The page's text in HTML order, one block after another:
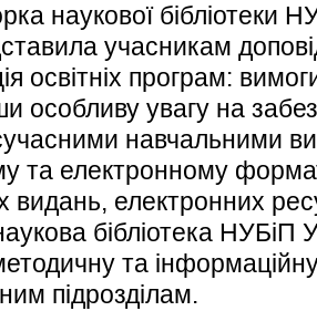
наукової бібліотеки
учасникам
освітніх програм:
особливу увагу на
навчальними
та електронному
видань, електронних
бібліотека НУБіП
та
підрозділам.